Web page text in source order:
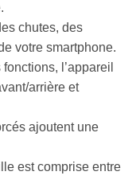
chutes, des
votre smartphone.
l’appareil
arrière et
ajoutent une
est comprise entre